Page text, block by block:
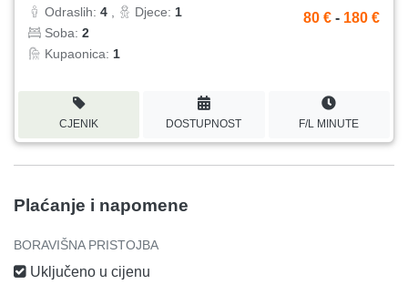
Odraslih: 4 Djece: 1
Soba: 2
Kupaonica: 1
80 € - 180 €
CJENIK DOSTUPNOST F/L MINUTE
Plaćanje i napomene
BORAVIŠNA PRISTOJBA
Uključeno u cijenu